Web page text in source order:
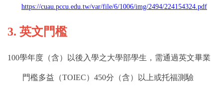
https://cuau.pccu.edu.tw/var/file/6/1006/img/2494/224154324.pdf
3. 英文門檻
100學年度（含）以後入學之大學部學生，需通過英文畢業
門檻多益（TOIEC） 450分（含）以上或托福測驗